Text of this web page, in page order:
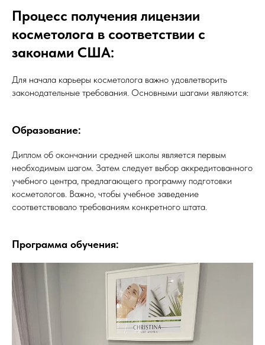
Процесс получения лицензии
косметолога в соответствии с
законами США:
Для начала карьеры косметолога важно удовлетворить
законодательные требования. Основными шагами являются:
Образование:
Диплом об окончании средней школы является первым
необходимым шагом. Затем следует выбор аккредитованного
учебного центра, предлагающего программу подготовки
косметологов. Важно, чтобы учебное заведение
соответствовало требованиям конкретного штата.
Программа обучения: